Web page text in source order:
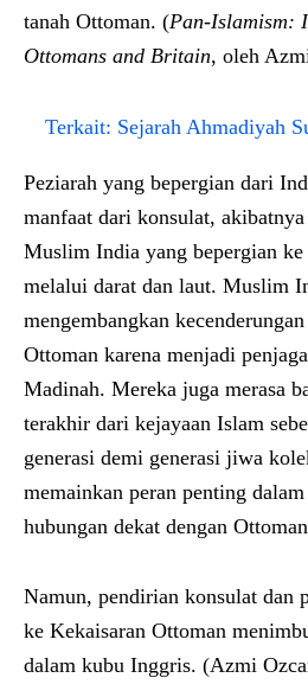
tanah Ottoman. (Pan-Islamism:
Ottomans and Britain, oleh
Terkait: Sejarah Ahmadiyah
Peziarah yang bepergian dari
manfaat dari konsulat,
Muslim India yang bepergian
melalui darat dan laut. Muslim
mengembangkan
Ottoman karena menjadi
Madinah. Mereka juga merasa
terakhir dari kejayaan Islam
generasi demi generasi jiwa
memainkan peran penting
hubungan dekat dengan
Namun, pendirian konsulat dan
ke Kekaisaran Ottoman
dalam kubu Inggris. (Azmi